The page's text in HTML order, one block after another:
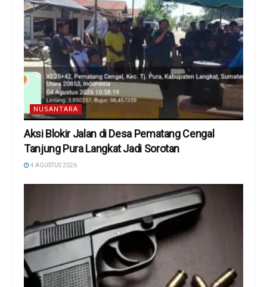
NUSANTARA
Aksi Blokir Jalan di Desa Pematang Cengal
Tanjung Pura Langkat Jadi Sorotan
4 AGUSTUS 2026